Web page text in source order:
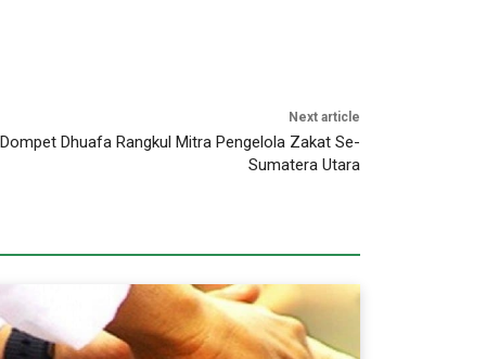
Next article
Dhuafa Rangkul Mitra Pengelola Zakat Se-
Sumatera Utara